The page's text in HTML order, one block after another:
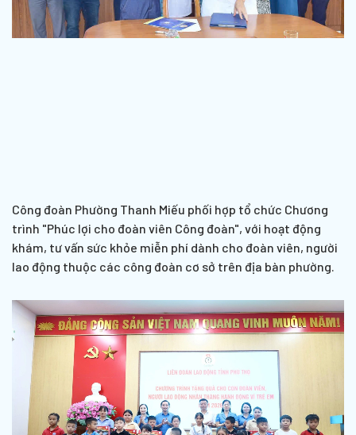
Công đoàn Phường Thanh Miếu phối hợp tổ chức Chương
trình "Phúc lợi cho đoàn viên Công đoàn", với hoạt động
khám, tư vấn sức khỏe miễn phí dành cho đoàn viên, người
lao động thuộc các công đoàn cơ sở trên địa bàn phường.